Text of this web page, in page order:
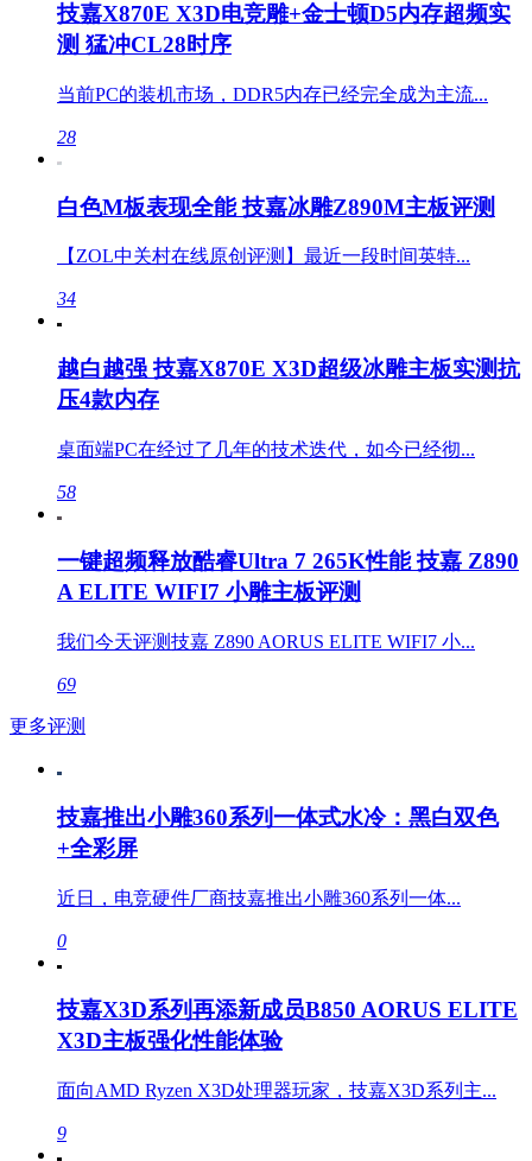
技嘉X870E X3D电竞雕+金士顿D5内存超频实
测 猛冲CL28时序
当前PC的装机市场，DDR5内存已经完全成为主流...
28
白色M板表现全能 技嘉冰雕Z890M主板评测
【ZOL中关村在线原创评测】最近一段时间英特...
34
越白越强 技嘉X870E X3D超级冰雕主板实测抗
压4款内存
桌面端PC在经过了几年的技术迭代，如今已经彻...
58
一键超频释放酷睿Ultra 7 265K性能 技嘉 Z890
A ELITE WIFI7 小雕主板评测
我们今天评测技嘉 Z890 AORUS ELITE WIFI7 小...
69
更多评测
技嘉推出小雕360系列一体式水冷：黑白双色
+全彩屏
近日，电竞硬件厂商技嘉推出小雕360系列一体...
0
技嘉X3D系列再添新成员B850 AORUS ELITE
X3D主板强化性能体验
面向AMD Ryzen X3D处理器玩家，技嘉X3D系列主...
9